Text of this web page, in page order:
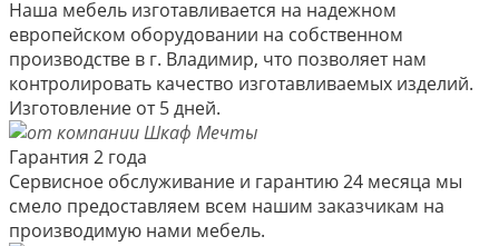
Наша мебель изготавливается на надежном
европейском оборудовании на собственном
производстве в г. Владимир, что позволяет нам
контролировать качество изготавливаемых изделий.
Изготовление от 5 дней.
Гарантия 2 года
Сервисное обслуживание и гарантию 24 месяца мы
смело предоставляем всем нашим заказчикам на
производимую нами мебель.